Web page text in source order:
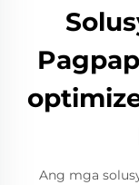
Ang mga